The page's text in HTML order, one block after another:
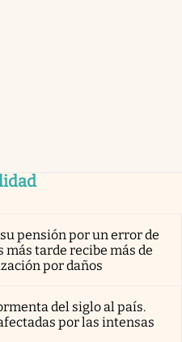
pensión por un error de
más tarde recibe más de
por daños
del siglo al país.
por las intensas